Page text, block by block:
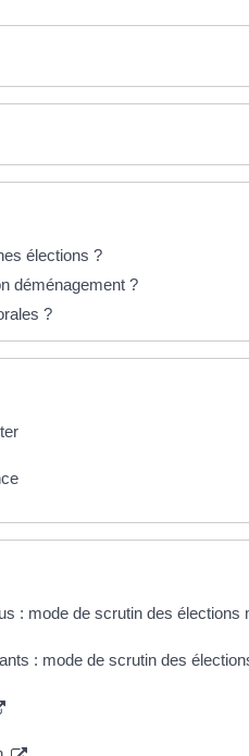
élections ?
déménagement ?
?
: mode de scrutin des élections
: mode de scrutin des